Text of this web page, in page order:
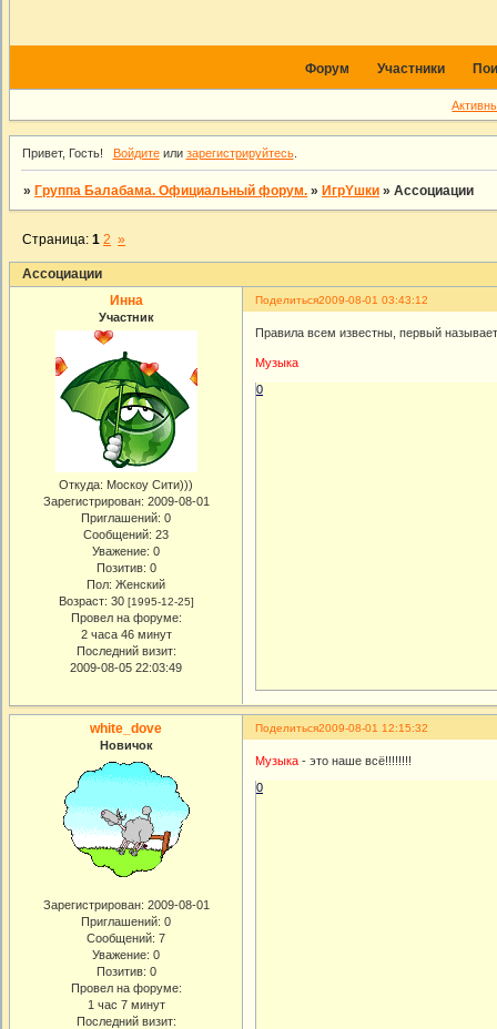
Форум Участники
Привет, Гость! Войдитеили зарегистрируйтесь.
» Группа Балабама. Официальный форум. » ИгрYшки »Ассоциации
Ассоциации
Страница:1 2 »
Поделиться2009-08-01 03:43:12
Инна
Участник
Откуда: Москоу Сити)))
Зарегистрирован: 2009-08-01
Приглашений: 0
Сообщений: 23
Уважение: 0
Позитив: 0
Пол: Женский
Возраст: 30 [1995-12-25]
Провел на форуме:
2 часа 46 минут
Последний визит:
2009-08-05 22:03:49
Правила всем известны, первый
Музыка
0
Поделиться2009-08-01 12:15:32
white_dove
Новичок
Зарегистрирован: 2009-08-01
Приглашений: 0
Сообщений: 7
Уважение: 0
Позитив: 0
Провел на форуме:
1 час 7 минут
Последний визит:
Музыка - это наше всё!!!!!!!!
0